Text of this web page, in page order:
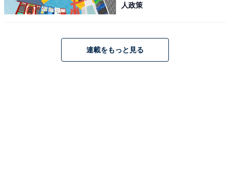
り溢れる宿。5種の源泉を使用した源泉掛け流しの温泉
ます。お料理はいわて牛や白金豚など地元の旬を堪能で
人政策
連載をもっと見る